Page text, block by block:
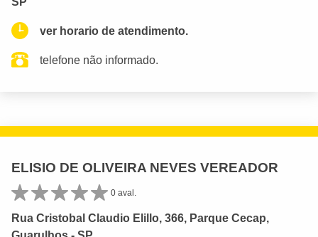
ver horario de atendimento.
telefone não informado.
ELISIO DE OLIVEIRA NEVES VEREADOR
0 aval.
Rua Cristobal Claudio Elillo, 366, Parque Cecap,